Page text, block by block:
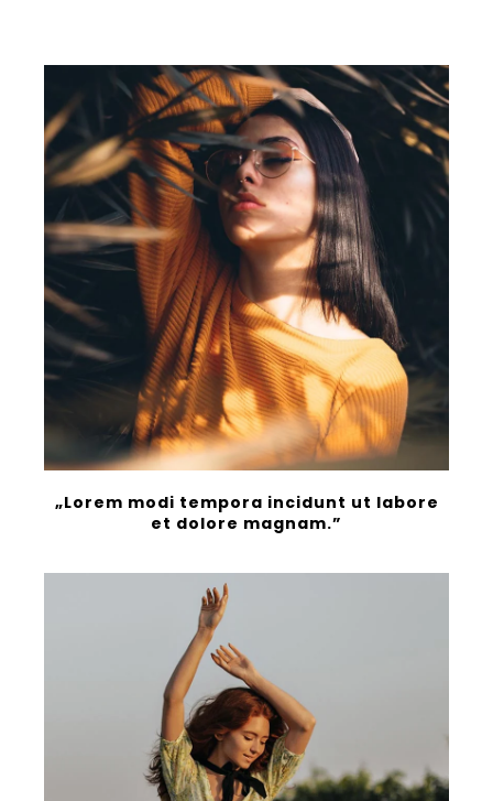
„Lorem modi tempora incidunt ut labore
et dolore magnam.”